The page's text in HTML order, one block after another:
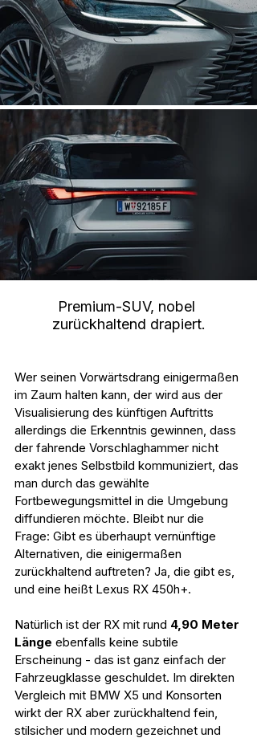
Premium-SUV, nobel
zurückhaltend drapiert.
Wer seinen Vorwärtsdrang einigermaßen
im Zaum halten kann, der wird aus der
Visualisierung des künftigen Auftritts
allerdings die Erkenntnis gewinnen, dass
der fahrende Vorschlaghammer nicht
exakt jenes Selbstbild kommuniziert, das
man durch das gewählte
Fortbewegungsmittel in die Umgebung
diffundieren möchte. Bleibt nur die
Frage: Gibt es überhaupt vernünftige
Alternativen, die einigermaßen
zurückhaltend auftreten? Ja, die gibt es,
und eine heißt Lexus RX 450h+.
Natürlich ist der RX mit rund 4,90 Meter
Länge ebenfalls keine subtile
Erscheinung - das ist ganz einfach der
Fahrzeugklasse geschuldet. Im direkten
Vergleich mit BMW X5 und Konsorten
wirkt der RX aber zurückhaltend fein,
stilsicher und modern gezeichnet und